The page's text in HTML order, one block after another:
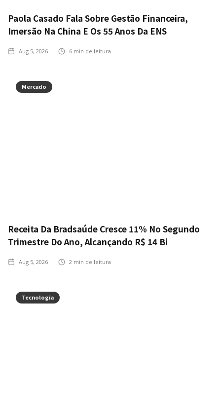
Paola Casado Fala Sobre Gestão Financeira,
Imersão Na China E Os 55 Anos Da ENS
Aug 5, 2026 6 min de leitura
Mercado
Receita Da Bradsaúde Cresce 11% No Segundo
Trimestre Do Ano, Alcançando R$ 14 Bi
Aug 5, 2026 2 min de leitura
Tecnologia